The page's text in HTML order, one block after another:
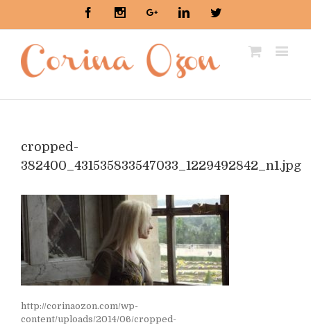
FacebookInstagramGoogle+LinkedinTwitter
cropped-
382400_431535833547033_1229492842_n1.jpg
http://corinaozon.com/wp-
content/uploads/2014/06/cropped-